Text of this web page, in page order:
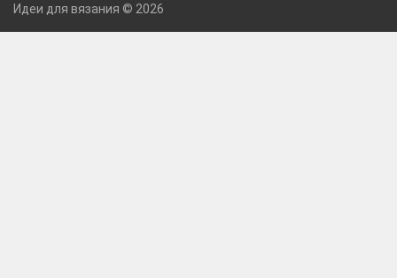
Идеи для вязания © 2026